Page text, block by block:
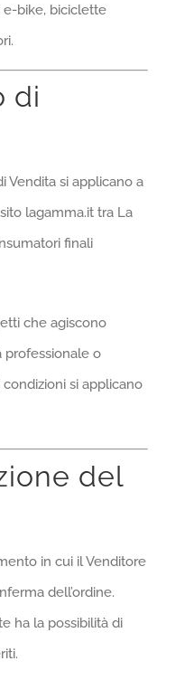
e-bike, biciclette
di
Vendita si applicano a
lagamma.it tra La
finali
che agiscono
professionale o
si applicano
del
in cui il Venditore
dell’ordine.
ha la possibilità di